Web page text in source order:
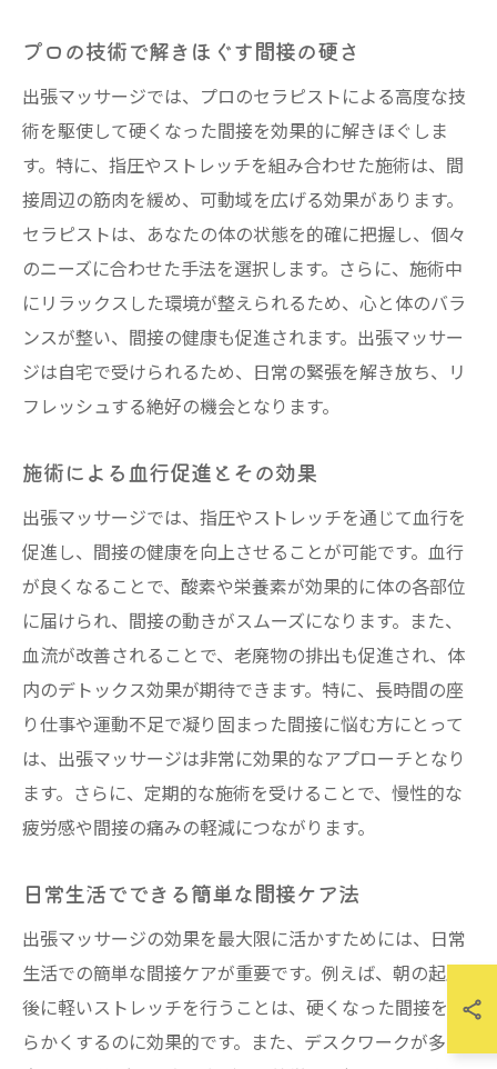
プロの技術で解きほぐす間接の硬さ
出張マッサージでは、プロのセラピストによる高度な技
術を駆使して硬くなった間接を効果的に解きほぐしま
す。特に、指圧やストレッチを組み合わせた施術は、間
接周辺の筋肉を緩め、可動域を広げる効果があります。
セラピストは、あなたの体の状態を的確に把握し、個々
のニーズに合わせた手法を選択します。さらに、施術中
にリラックスした環境が整えられるため、心と体のバラ
ンスが整い、間接の健康も促進されます。出張マッサー
ジは自宅で受けられるため、日常の緊張を解き放ち、リ
フレッシュする絶好の機会となります。
施術による血行促進とその効果
出張マッサージでは、指圧やストレッチを通じて血行を
促進し、間接の健康を向上させることが可能です。血行
が良くなることで、酸素や栄養素が効果的に体の各部位
に届けられ、間接の動きがスムーズになります。また、
血流が改善されることで、老廃物の排出も促進され、体
内のデトックス効果が期待できます。特に、長時間の座
り仕事や運動不足で凝り固まった間接に悩む方にとって
は、出張マッサージは非常に効果的なアプローチとなり
ます。さらに、定期的な施術を受けることで、慢性的な
疲労感や間接の痛みの軽減につながります。
日常生活でできる簡単な間接ケア法
出張マッサージの効果を最大限に活かすためには、日常
生活での簡単な間接ケアが重要です。例えば、朝の起床
後に軽いストレッチを行うことは、硬くなった間接を柔
らかくするのに効果的です。また、デスクワークが多い